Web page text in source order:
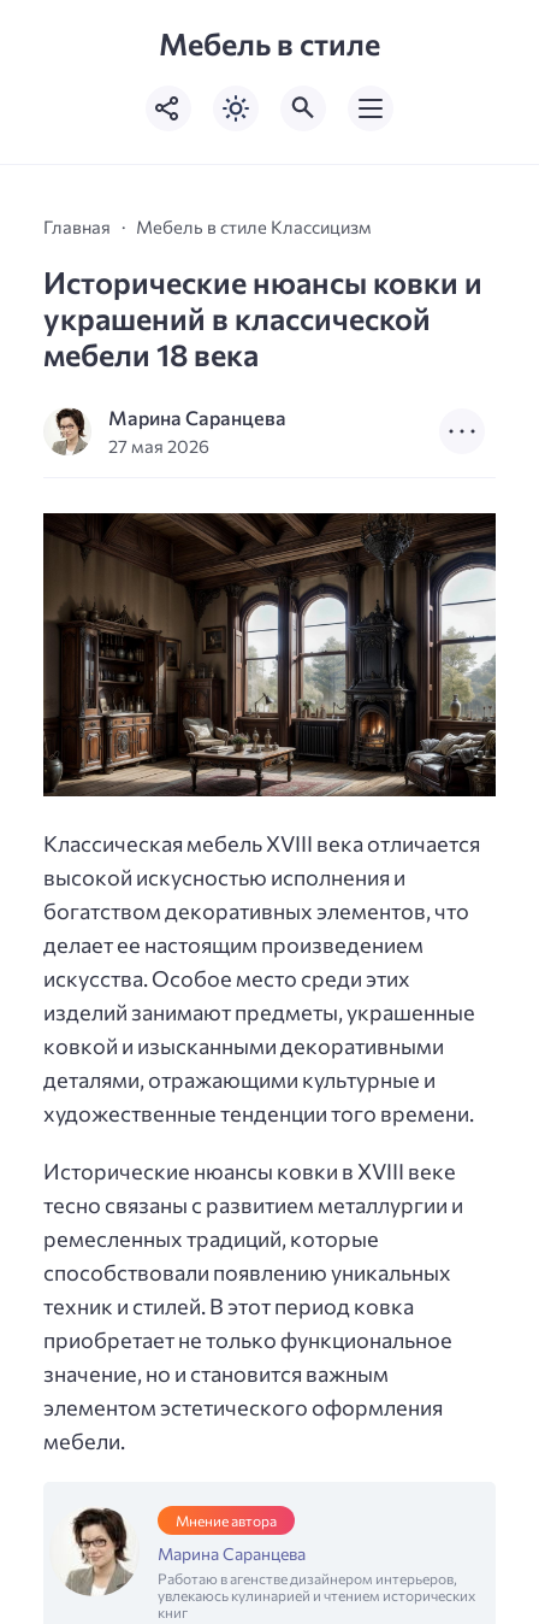
Мебель в стиле
Главная Мебель в стиле Классицизм
Исторические нюансы ковки и
украшений в классической
мебели 18 века
Марина Саранцева
27 мая 2026
Классическая мебель XVIII века отличается
высокой искусностью исполнения и
богатством декоративных элементов, что
делает ее настоящим произведением
искусства. Особое место среди этих
изделий занимают предметы, украшенные
ковкой и изысканными декоративными
деталями, отражающими культурные и
художественные тенденции того времени.
Исторические нюансы ковки в XVIII веке
тесно связаны с развитием металлургии и
ремесленных традиций, которые
способствовали появлению уникальных
техник и стилей. В этот период ковка
приобретает не только функциональное
значение, но и становится важным
элементом эстетического оформления
мебели.
Мнение автора
Марина Саранцева
Работаю в агенстве дизайнером интерьеров,
увлекаюсь кулинарией и чтением исторических
книг